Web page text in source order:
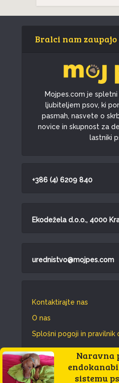
Bralci nam zaupajo
Mojpes.com je
ljubiteljem psov, ki
pasmah, nasvete o
novice in skupnost za
lastniki
+386 (4) 6209 840
Ekodežela d.o.o., 4000
urednistvo@mojpes.com
Kontaktirajte nas
O nas
Splošni pogoji in pravilnik
Vse pravice
Naravna
sistemu